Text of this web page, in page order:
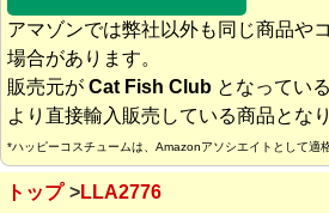
アマゾンでは弊社以外も同じ商品や
場合があります。
販売元が Cat Fish Club となってい
より直接輸入販売している商品となり
*ハッピーコスチュームは、Amazonアソシエイトとして適
トップ LLA2776